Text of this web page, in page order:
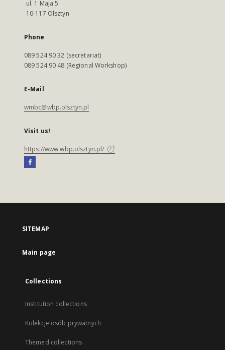
ul. 1 Maja 5
10-117 Olsztyn
Phone
089 524 90 32 (secretariat)
089 524 90 48 (Regional Workshop)
E-Mail
wmbc@wbp.olsztyn.pl
Visit us!
https://www.wbp.olsztyn.pl/
SITEMAP
Main page
Collections
Institution collections
Kolekcje osób prywatnych
Themed collections